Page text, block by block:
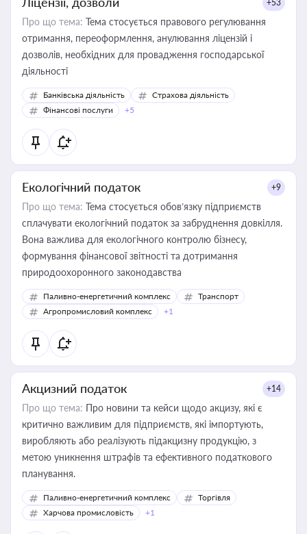
+53
Про що тема: Тема стосується правового регулювання
отримання, переоформлення, анулювання ліцензій і
дозволів, необхідних для провадження господарської
діяльності
Банківська діяльність
Страхова діяльність
Фінансові послуги
+5
Екологічний податок +9
Про що тема: Тема стосується обов’язку підприємств
сплачувати екологічний податок за забруднення довкілля.
Вона важлива для екологічного контролю бізнесу,
формування фінансової звітності та дотримання
природоохоронного законодавства
Паливно-енергетичний комплекс
Транспорт
Агропромисловий комплекс
+1
Акцизний податок +14
Про що тема: Про новини та кейси щодо акцизу, які є
критично важливим для підприємств, які імпортують,
виробляють або реалізують підакцизну продукцію, з
метою уникнення штрафів та ефективного податкового
планування.
Паливно-енергетичний комплекс
Торгівля
Харчова промисловість
+1